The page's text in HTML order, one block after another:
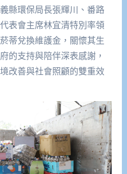
縣環保局長張輝川、番路
表會主席林宜清特別率領
蒂兌換維護金，關懷其生
的支持與陪伴深表感謝，
改善與社會照顧的雙重效